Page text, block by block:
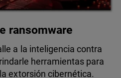
ransomware
a la inteligencia contra
herramientas para
extorsión cibernética.